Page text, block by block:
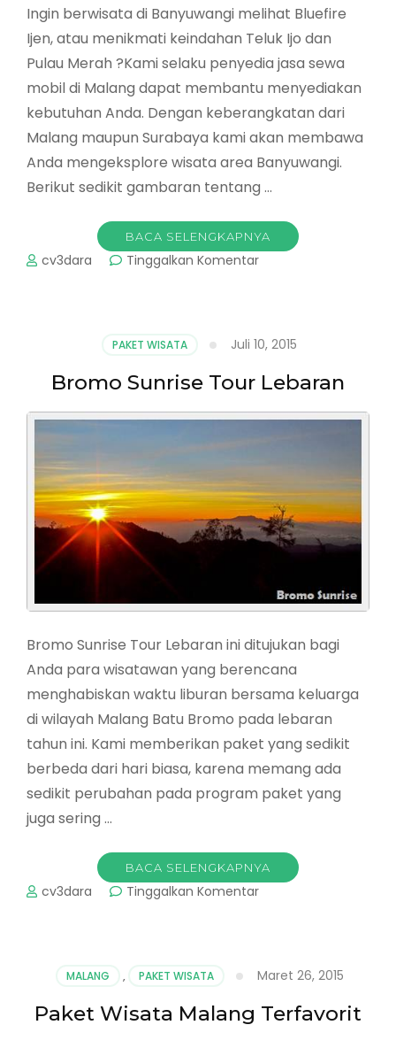
Ingin berwisata di Banyuwangi melihat Bluefire
Ijen, atau menikmati keindahan Teluk Ijo dan
Pulau Merah ?Kami selaku penyedia jasa sewa
mobil di Malang dapat membantu menyediakan
kebutuhan Anda. Dengan keberangkatan dari
Malang maupun Surabaya kami akan membawa
Anda mengeksplore wisata area Banyuwangi.
Berikut sedikit gambaran tentang …
BACA SELENGKAPNYA
cv3dara Tinggalkan Komentarpada
Ijo-
Pulau
Merah-
Kawah
PAKET WISATA Juli 10, 2015
Bromo Sunrise Tour Lebaran
Bromo Sunrise Tour Lebaran ini ditujukan bagi
Anda para wisatawan yang berencana
menghabiskan waktu liburan bersama keluarga
di wilayah Malang Batu Bromo pada lebaran
tahun ini. Kami memberikan paket yang sedikit
berbeda dari hari biasa, karena memang ada
sedikit perubahan pada program paket yang
juga sering …
BACA SELENGKAPNYA
cv3dara Tinggalkan Komentarpada
MALANG , PAKET WISATA Maret 26, 2015
Paket Wisata Malang Terfavorit